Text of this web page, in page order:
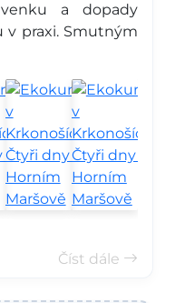
a dopady
v praxi. Smutným
Číst dále